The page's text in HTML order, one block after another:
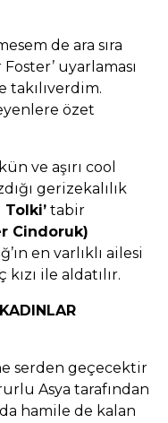
de ara sıra
uyarlaması
takılıverdim.
özet
ve aşırı cool
gerizekalılık
tabir
Cindoruk)
en varlıklı ailesi
ile aldatılır.
serden geçecektir
Asya tarafından
hamile de kalan